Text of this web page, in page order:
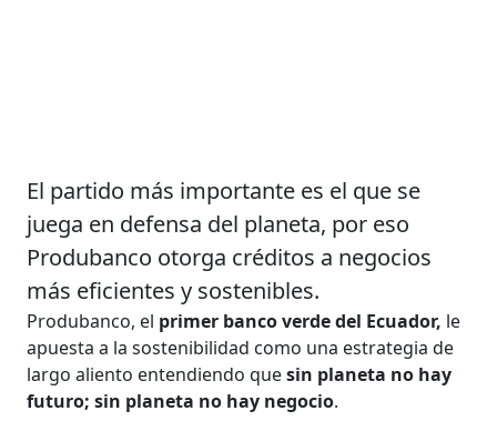
El partido más importante es el que se
juega en defensa del planeta, por eso
Produbanco otorga créditos a negocios
más eficientes y sostenibles.
Produbanco, el primer banco verde del Ecuador, le
apuesta a la sostenibilidad como una estrategia de
largo aliento entendiendo quesin planeta no hay
futuro; sin planeta no hay negocio.